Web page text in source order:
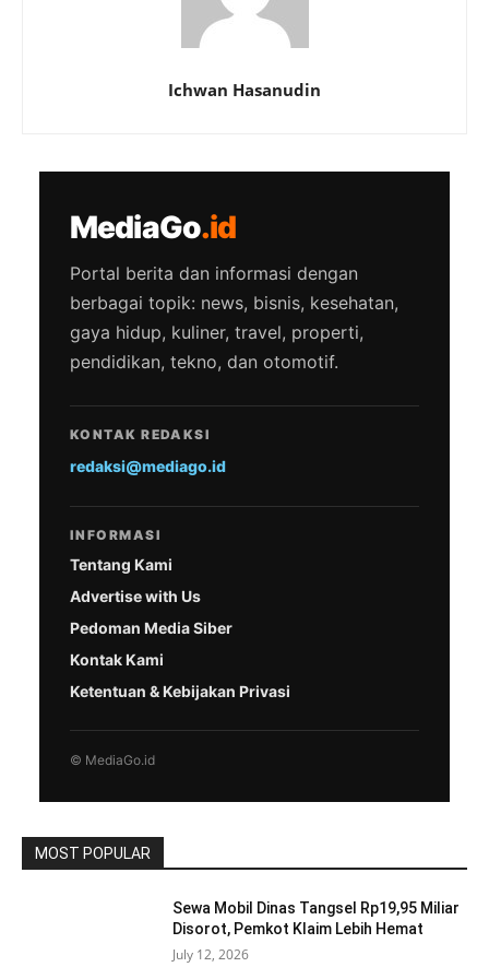
Ichwan Hasanudin
MediaGo.id
Portal berita dan informasi dengan
berbagai topik: news, bisnis, kesehatan,
gaya hidup, kuliner, travel, properti,
pendidikan, tekno, dan otomotif.
KONTAK REDAKSI
redaksi@mediago.id
INFORMASI
Tentang Kami
Advertise with Us
Pedoman Media Siber
Kontak Kami
Ketentuan & Kebijakan Privasi
© MediaGo.id
MOST POPULAR
Sewa Mobil Dinas Tangsel Rp19,95 Miliar
Disorot, Pemkot Klaim Lebih Hemat
July 12, 2026